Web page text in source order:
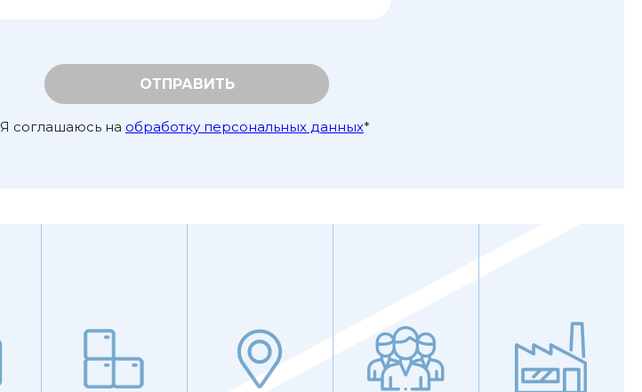
ОТПРАВИТЬ
Я соглашаюсь на обработку персональных данных*